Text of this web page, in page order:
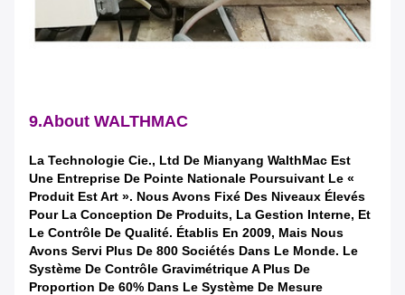
9.About WALTHMAC
La Technologie Cie., Ltd De Mianyang WalthMac Est
Une Entreprise De Pointe Nationale Poursuivant Le «
Produit Est Art ». Nous Avons Fixé Des Niveaux Élevés
Pour La Conception De Produits, La Gestion Interne, Et
Le Contrôle De Qualité. Établis En 2009, Mais Nous
Avons Servi Plus De 800 Sociétés Dans Le Monde. Le
Système De Contrôle Gravimétrique A Plus De
Proportion De 60% Dans Le Système De Mesure